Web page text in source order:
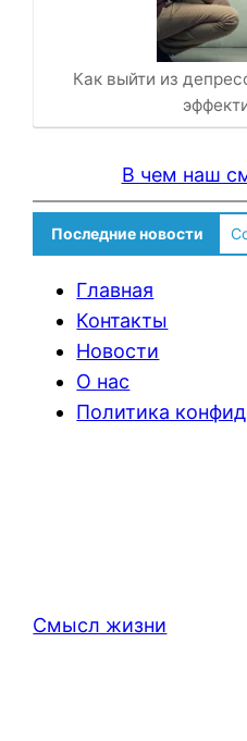
Как выйти из
В чем наш
Последние новости
Главная
Контакты
Новости
О нас
Политика
Смысл жизни